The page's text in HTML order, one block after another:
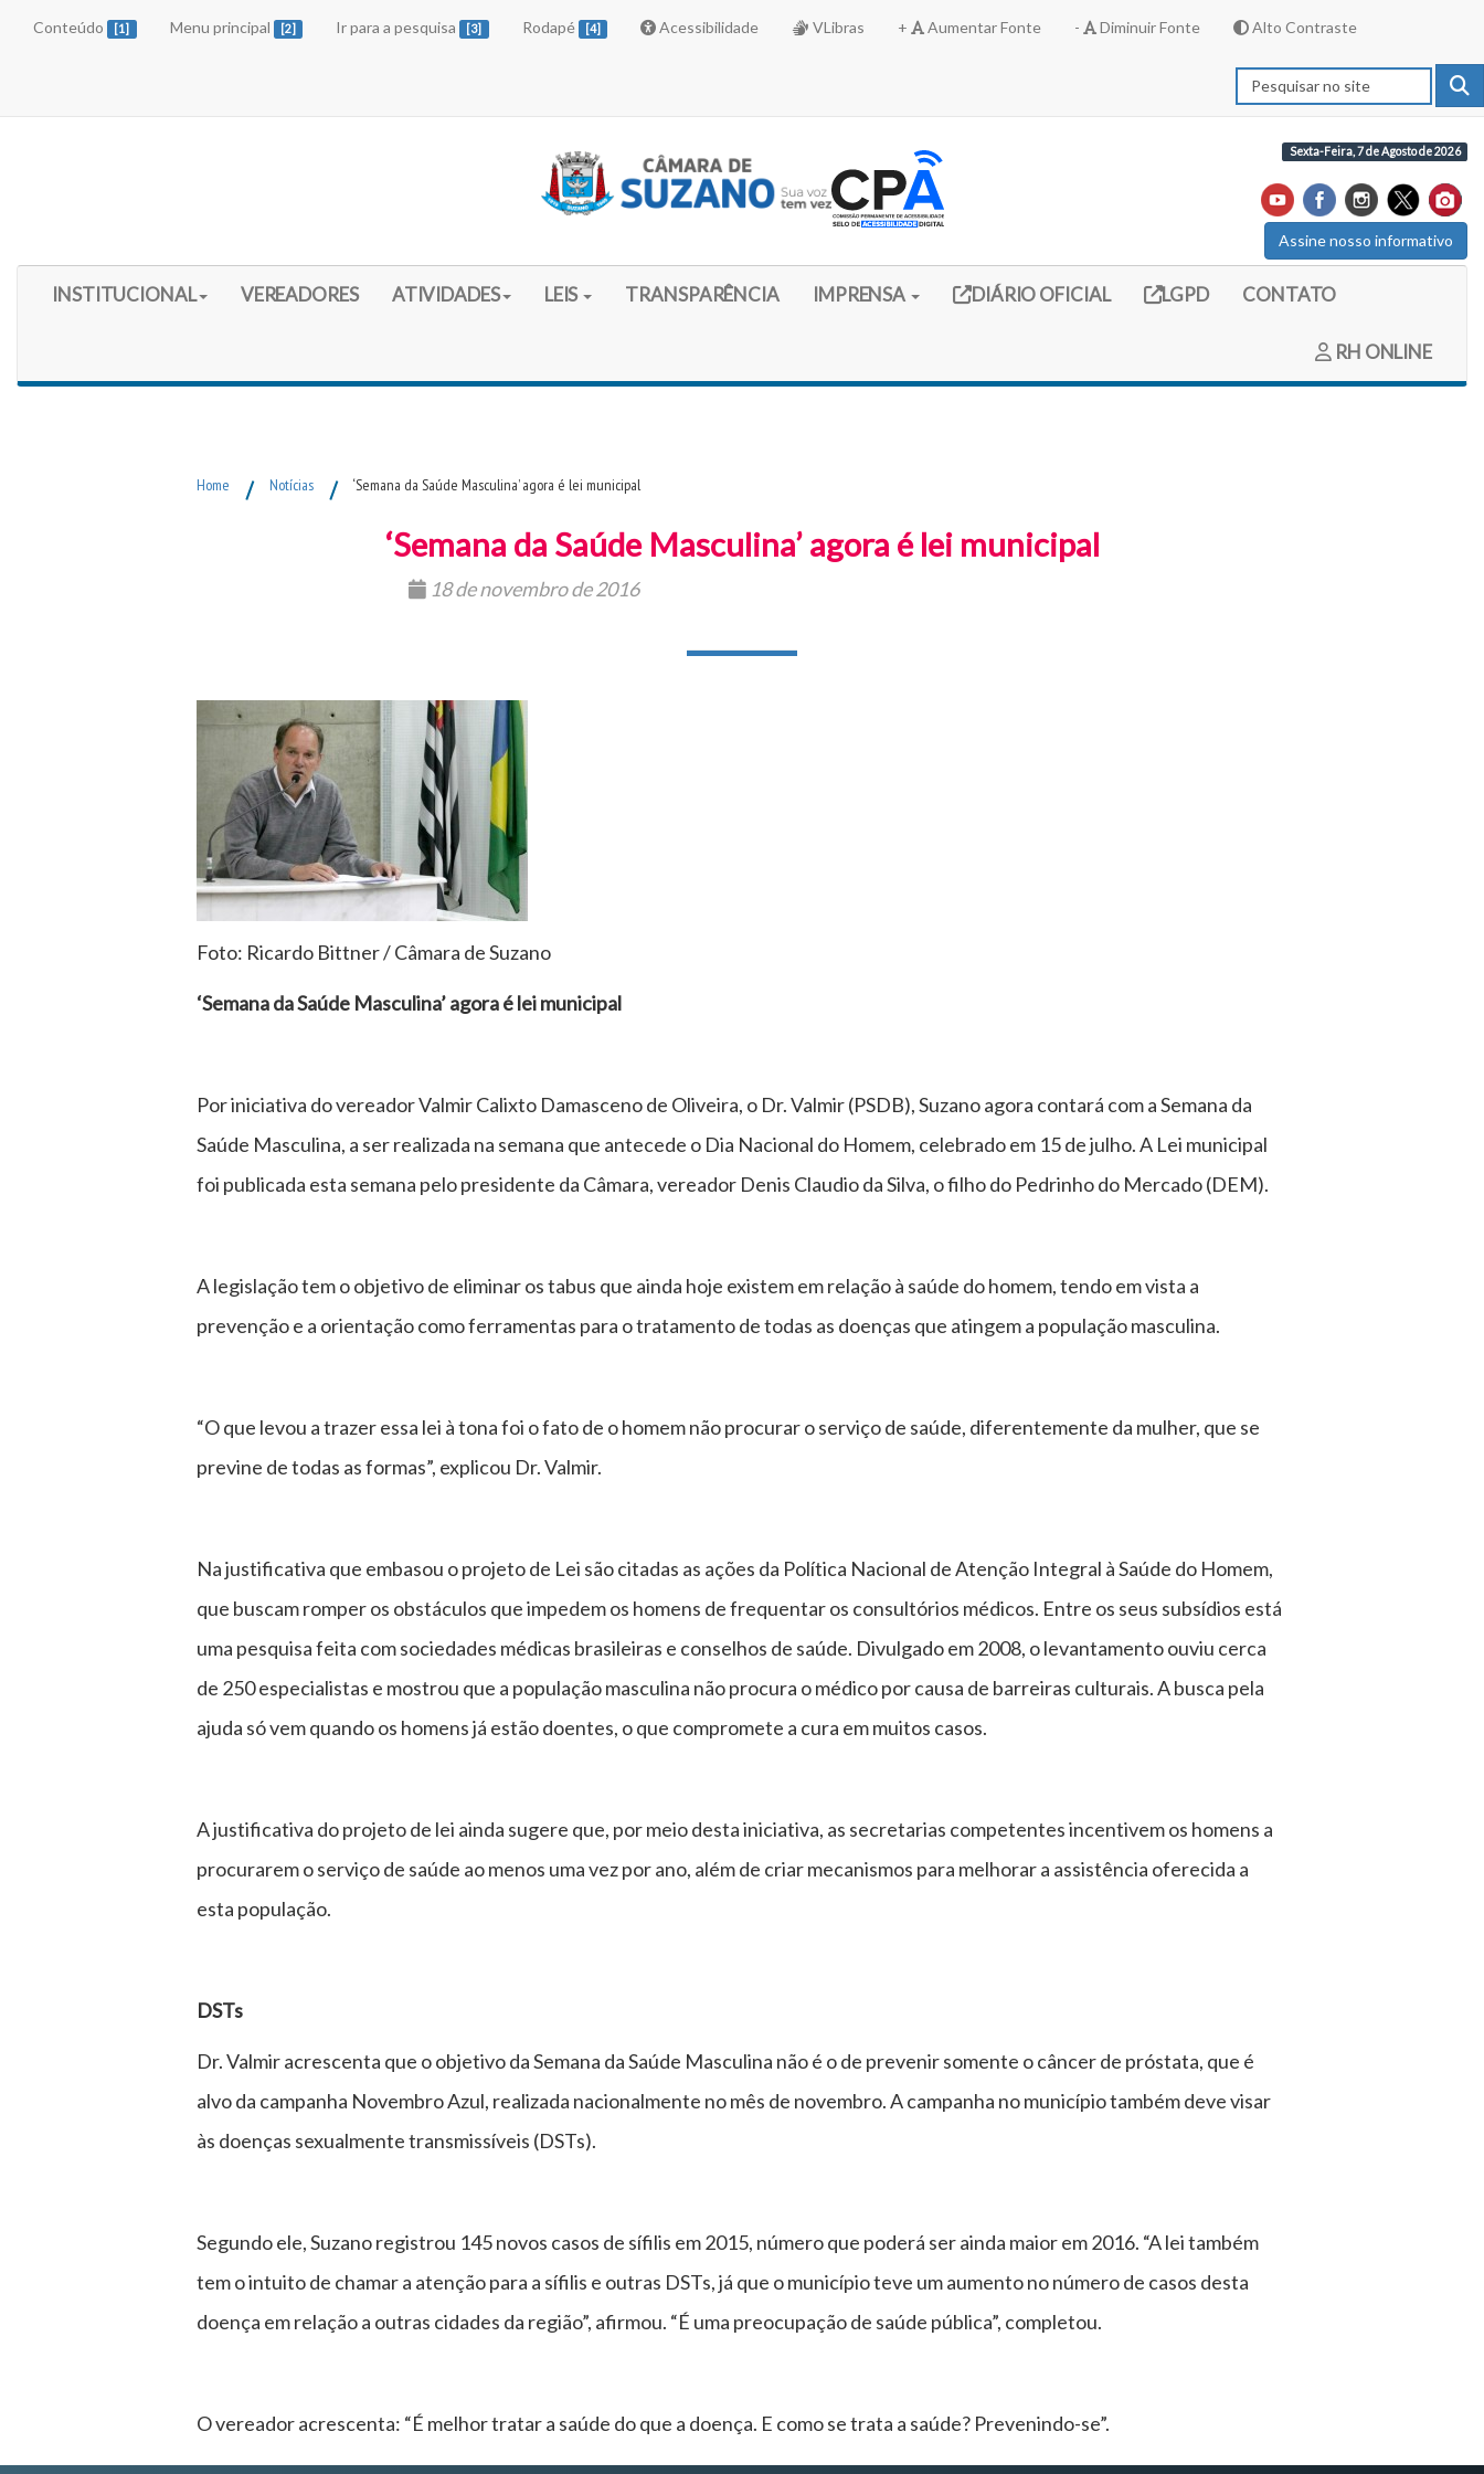
Conteúdo [1] Menu principal [2] Ir para a pesquisa [3] Rodapé [4] Acessibilidade VLibras + Aumentar Fonte - Diminuir Fonte Alto Contraste
Sexta-Feira, 7 de Agosto de 2026
Assine nosso informativo
Início do Menu Principal
INSTITUCIONAL VEREADORES ATIVIDADES LEIS TRANSPARÊNCIA IMPRENSA Link externo (site do diario oficial do legislativo)
DIÁRIO OFICIAL Link externo (site com informações LGPD)
LGPD CONTATO
RH ONLINE
Home / Notícias / ‘Semana da Saúde Masculina’ agora é lei municipal
‘Semana da Saúde Masculina’ agora é lei municipal
18 de novembro de 2016
Foto: Ricardo Bittner / Câmara de Suzano
‘Semana da Saúde Masculina’ agora é lei municipal
Por iniciativa do vereador Valmir Calixto Damasceno de Oliveira, o Dr. Valmir (PSDB), Suzano agora contará com a Semana da
Saúde Masculina, a ser realizada na semana que antecede o Dia Nacional do Homem, celebrado em 15 de julho. A Lei municipal
foi publicada esta semana pelo presidente da Câmara, vereador Denis Claudio da Silva, o filho do Pedrinho do Mercado (DEM).
A legislação tem o objetivo de eliminar os tabus que ainda hoje existem em relação à saúde do homem, tendo em vista a
prevenção e a orientação como ferramentas para o tratamento de todas as doenças que atingem a população masculina.
“O que levou a trazer essa lei à tona foi o fato de o homem não procurar o serviço de saúde, diferentemente da mulher, que se
previne de todas as formas”, explicou Dr. Valmir.
Na justificativa que embasou o projeto de Lei são citadas as ações da Política Nacional de Atenção Integral à Saúde do Homem,
que buscam romper os obstáculos que impedem os homens de frequentar os consultórios médicos. Entre os seus subsídios está
uma pesquisa feita com sociedades médicas brasileiras e conselhos de saúde. Divulgado em 2008, o levantamento ouviu cerca
de 250 especialistas e mostrou que a população masculina não procura o médico por causa de barreiras culturais. A busca pela
ajuda só vem quando os homens já estão doentes, o que compromete a cura em muitos casos.
A justificativa do projeto de lei ainda sugere que, por meio desta iniciativa, as secretarias competentes incentivem os homens a
procurarem o serviço de saúde ao menos uma vez por ano, além de criar mecanismos para melhorar a assistência oferecida a
esta população.
DSTs
Dr. Valmir acrescenta que o objetivo da Semana da Saúde Masculina não é o de prevenir somente o câncer de próstata, que é
alvo da campanha Novembro Azul, realizada nacionalmente no mês de novembro. A campanha no município também deve visar
às doenças sexualmente transmissíveis (DSTs).
Segundo ele, Suzano registrou 145 novos casos de sífilis em 2015, número que poderá ser ainda maior em 2016. “A lei também
tem o intuito de chamar a atenção para a sífilis e outras DSTs, já que o município teve um aumento no número de casos desta
doença em relação a outras cidades da região”, afirmou. “É uma preocupação de saúde pública”, completou.
O vereador acrescenta: “É melhor tratar a saúde do que a doença. E como se trata a saúde? Prevenindo-se”.